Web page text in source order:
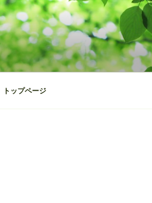
トップページ